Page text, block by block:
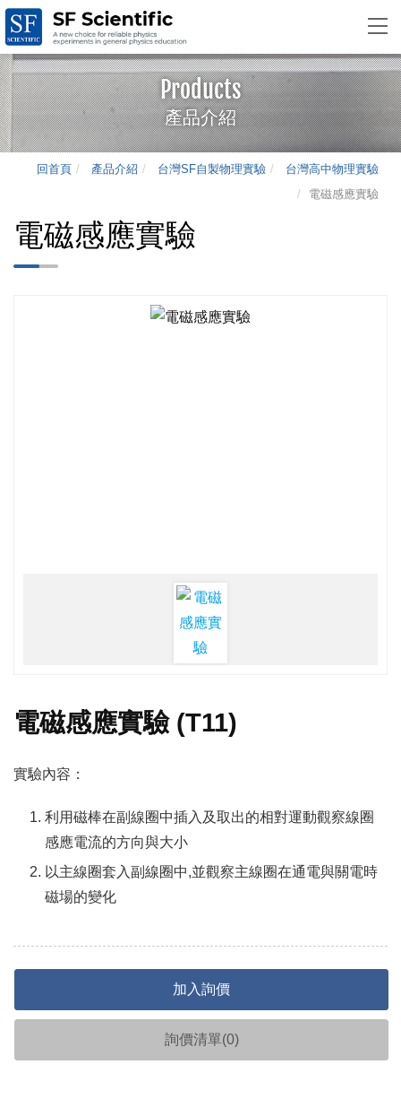
Products
產品介紹
回首頁 產品介紹 台灣SF自製物理實驗
台灣高中物理實驗
電磁感應實驗
電磁感應實驗
電磁感應實驗 (T11)
實驗內容：
利用磁棒在副線圈中插入及取出的相對運動觀察線圈
感應電流的方向與大小
以主線圈套入副線圈中,並觀察主線圈在通電與關電時
磁場的變化
加入詢價
詢價清單(0)